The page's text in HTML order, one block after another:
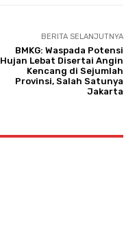
BERITA SELANJUTNYA
BMKG: Waspada Potensi
Hujan Lebat Disertai Angin
Kencang di Sejumlah
Provinsi, Salah Satunya
Jakarta